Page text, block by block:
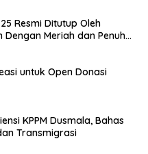
Resmi Ditutup Oleh
Meriah dan Penuh
untuk Open Donasi
KPPM Dusmala, Bahas
Transmigrasi